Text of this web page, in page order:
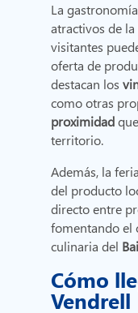
La
atractivos de la
visitantes
oferta de
destacan los
como otras
proximidad
territorio.
Además, la
del producto
directo entre
fomentando el
culinaria del
Cómo
Vendrell